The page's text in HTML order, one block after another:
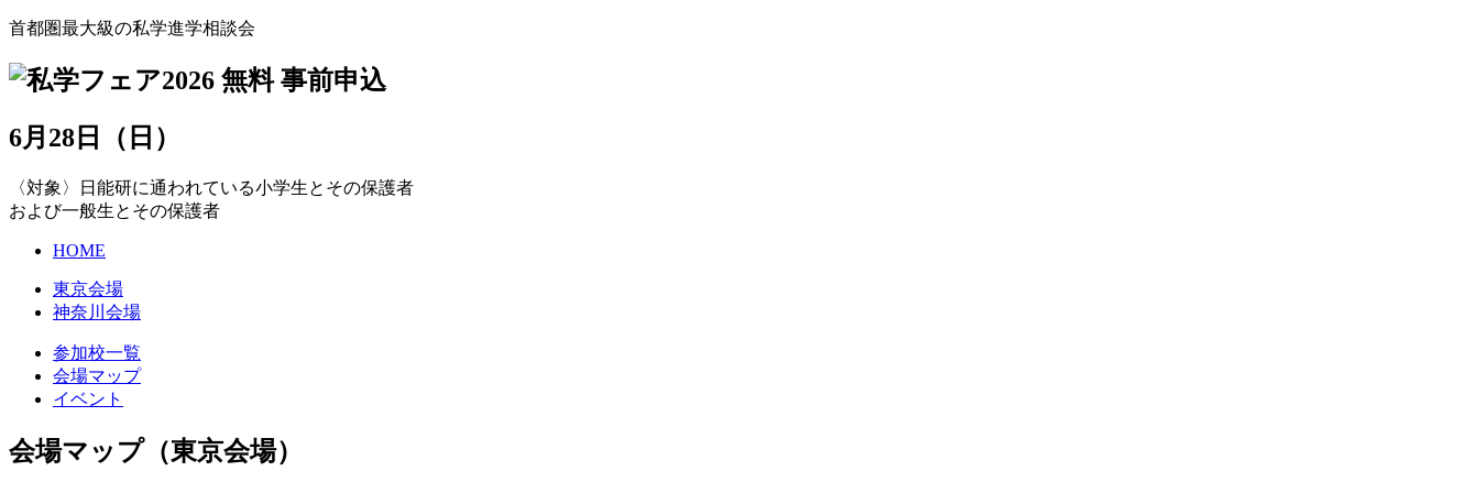
首都圏最大級の私学進学相談会
6月 28 日 （日 ）
〈対象〉日能研に通われている小学生とその保護者
および一般生とその保護者
HOME
東京会場
神奈川会場
参加校一覧
会場マップ
イベント
会場マップ（東京会場）